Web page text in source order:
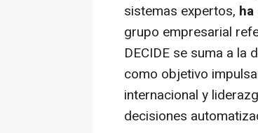
sistemas expertos,
grupo empresarial
DECIDE se suma a la
como objetivo
internacional y
decisiones